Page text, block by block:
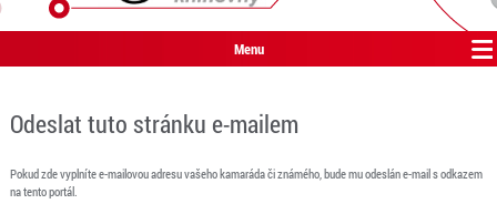
Menu
Odeslat tuto stránku e-mailem
Pokud zde vyplníte e-mailovou adresu vašeho kamaráda či známého, bude mu odeslán e-mail s odkazem
na tento portál.